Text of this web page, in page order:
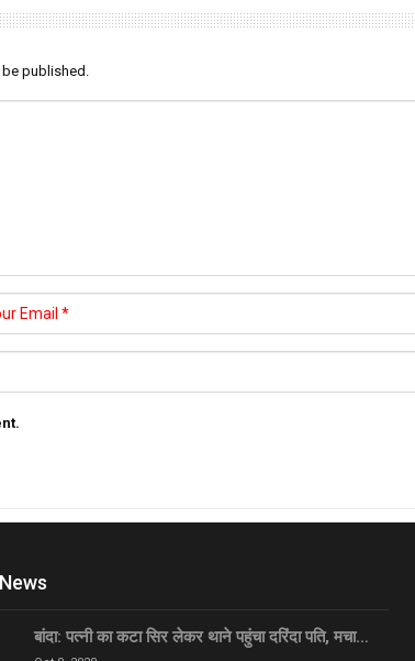
published.
बांदा: पत्नी का कटा सिर लेकर थाने पहुंचा दरिंदा पति, मचा…